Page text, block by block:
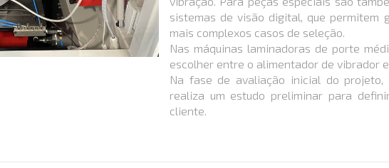
sistemas de visão digital, que permitem
mais complexos casos de seleção.
Nas máquinas laminadoras de porte
escolher entre o alimentador de vibrador
Na fase de avaliação inicial do
realiza um estudo preliminar para
cliente.